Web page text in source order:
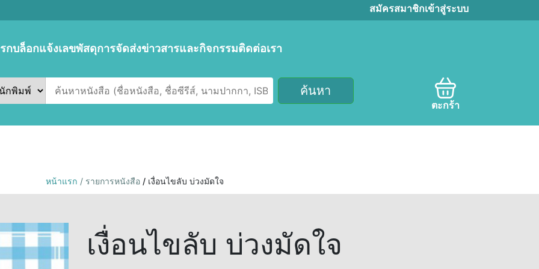
สมัครสมาชิกเข้าสู่ระบบ
กบล็อกแจ้งเลขพัสดุการจัดส่งข่าวสารและกิจกรรมติดต่อเรา
ค้นหา
ตะกร้า
หน้าแรก / รายการหนังสือ / เงื่อนไขลับ บ่วงมัดใจ
เงื่อนไขลับ บ่วงมัดใจ